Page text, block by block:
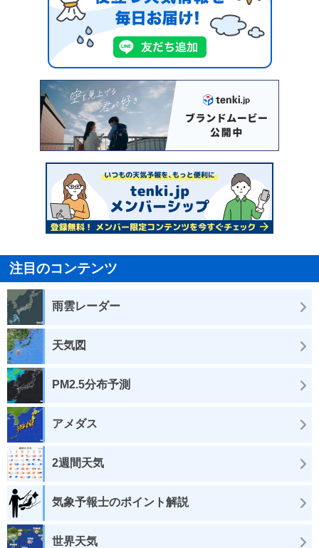
注目のコンテンツ
雨雲レーダー
天気図
PM2.5分布予測
アメダス
2週間天気
気象予報士のポイント解説
世界天気